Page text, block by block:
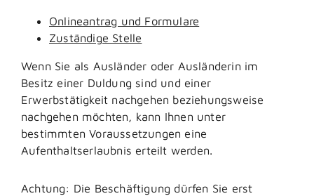
Onlineantrag und Formulare
Zuständige Stelle
Wenn Sie als Ausländer oder Ausländerin im
Besitz einer Duldung sind und einer
Erwerbstätigkeit nachgehen beziehungsweise
nachgehen möchten, kann Ihnen unter
bestimmten Voraussetzungen eine
Aufenthaltserlaubnis erteilt werden.
Achtung: Die Beschäftigung dürfen Sie erst